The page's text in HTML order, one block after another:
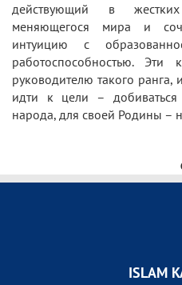
действующий в
меняющегося мира и
интуицию с
работоспособностью. Эти
руководителю такого
идти к цели –
народа, для своей Родины –
ISLAM